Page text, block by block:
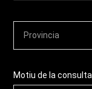
Motiu de la consulta